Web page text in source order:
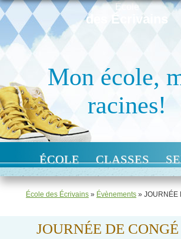
École
des Écrivains
Mon école,
racines!
ÉCOLE CLASSES
École des Écrivains » Évènements » JOURNÉE
JOURNÉE DE CONGÉ